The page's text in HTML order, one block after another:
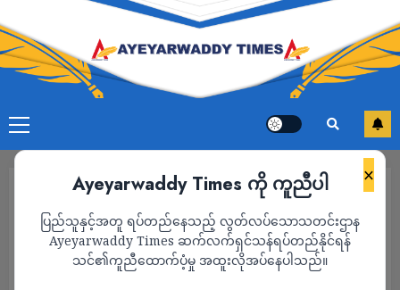
×
Ayeyarwaddy Times ကို ကူညီပါ
ပြည်သူနှင့်အတူ ရပ်တည်နေသည့် လွတ်လပ်သောသတင်းဌာန
Ayeyarwaddy Times ဆက်လက်ရှင်သန်ရပ်တည်နိုင်ရန်
သင်၏ကူညီထောက်ပံ့မှု အထူးလိုအပ်နေပါသည်။